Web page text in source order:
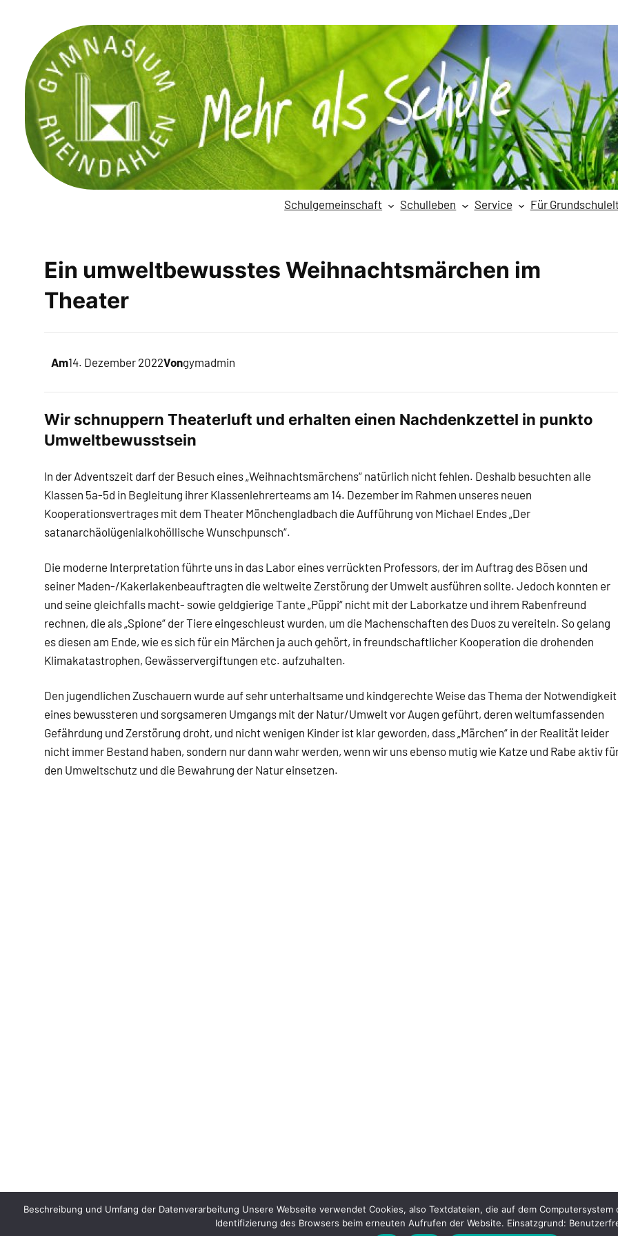
springen
Schulgemeinschaft Schulleben Service Für
Ein umweltbewusstes Weihnachtsmärchen im
Theater
Am14. Dezember 2022Vongymadmin
Wir schnuppern Theaterluft und erhalten einen Nachdenkzettel in punkto
Umweltbewusstsein
In der Adventszeit darf der Besuch eines „Weihnachtsmärchens“ natürlich nicht fehlen. Deshalb besuchten alle
Klassen 5a-5d in Begleitung ihrer Klassenlehrerteams am 14. Dezember im Rahmen unseres neuen
Kooperationsvertrages mit dem Theater Mönchengladbach die Aufführung von Michael Endes „Der
satanarchäolügenialkohöllische Wunschpunsch“.
Die moderne Interpretation führte uns in das Labor eines verrückten Professors, der im Auftrag des Bösen und
seiner Maden-/Kakerlakenbeauftragten die weltweite Zerstörung der Umwelt ausführen sollte. Jedoch konnten er
und seine gleichfalls macht- sowie geldgierige Tante „Püppi“ nicht mit der Laborkatze und ihrem Rabenfreund
rechnen, die als „Spione“ der Tiere eingeschleust wurden, um die Machenschaften des Duos zu vereiteln. So gelang
es diesen am Ende, wie es sich für ein Märchen ja auch gehört, in freundschaftlicher Kooperation die drohenden
Klimakatastrophen, Gewässervergiftungen etc. aufzuhalten.
Den jugendlichen Zuschauern wurde auf sehr unterhaltsame und kindgerechte Weise das Thema der Notwendigkeit
eines bewussteren und sorgsameren Umgangs mit der Natur/Umwelt vor Augen geführt, deren weltumfassenden
Gefährdung und Zerstörung droht, und nicht wenigen Kinder ist klar geworden, dass „Märchen“ in der Realität leider
nicht immer Bestand haben, sondern nur dann wahr werden, wenn wir uns ebenso mutig wie Katze und Rabe aktiv
den Umweltschutz und die Bewahrung der Natur einsetzen.
Beschreibung und Umfang der Datenverarbeitung Unsere Webseite verwendet Cookies, also Textdateien, die auf dem
Identifizierung des Browsers beim erneuten Aufrufen der Website. Einsatzgrund: